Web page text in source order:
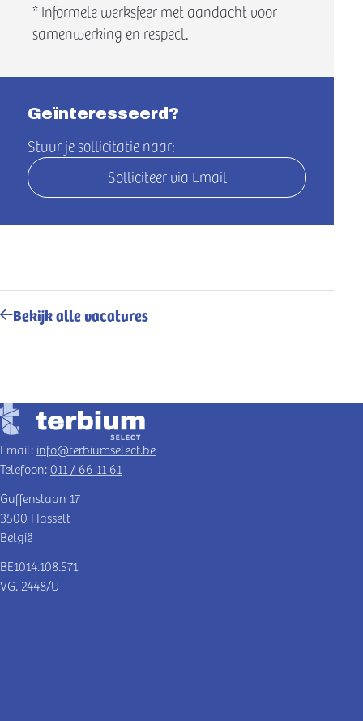
* Informele werksfeer met aandacht voor
samenwerking en respect.
Geïnteresseerd?
Stuur je sollicitatie naar:
Solliciteer via Email
Bekijk alle vacatures
Email: info@terbiumselect.be
Telefoon:011 / 66 11 61
Guffenslaan 17
3500 Hasselt
België
BE1014.108.571
VG. 2448/U